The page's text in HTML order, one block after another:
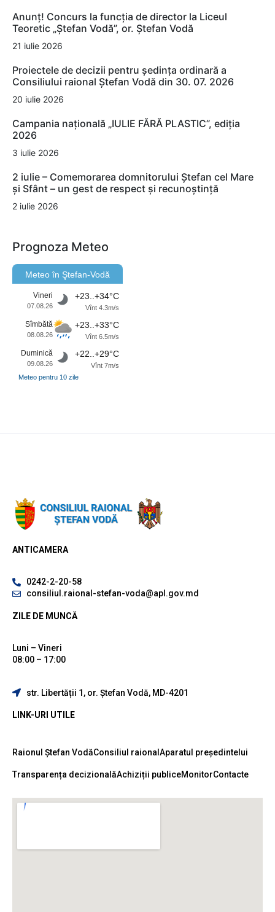
Anunț! Concurs la funcția de director la Liceul
Teoretic „Ștefan Vodă”, or. Ștefan Vodă
21 iulie 2026
Proiectele de decizii pentru ședința ordinară a
Consiliului raional Ștefan Vodă din 30. 07. 2026
20 iulie 2026
Campania națională „IULIE FĂRĂ PLASTIC”, ediția
2026
3 iulie 2026
2 iulie – Comemorarea domnitorului Ștefan cel Mare
și Sfânt – un gest de respect și recunoștință
2 iulie 2026
Prognoza Meteo
Meteo în Ştefan-Vodă
Vineri
07.08.26
+23..+34°C
Vînt 4.3m/s
Sîmbătă
08.08.26
+23..+33°C
Vînt 6.5m/s
Duminică
09.08.26
+22..+29°C
Vînt 7m/s
Meteo pentru 10 zile
ANTICAMERA
0242-2-20-58
consiliul.raional-stefan-voda@apl.gov.md
ZILE DE MUNCĂ
Luni – Vineri
08:00 – 17:00
str. Libertății 1, or. Ștefan Vodă, MD-4201
LINK-URI UTILE
Raionul Ștefan VodăConsiliul raional Aparatul președintelui
Transparența decizionalăAchiziții publiceMonitorContacte